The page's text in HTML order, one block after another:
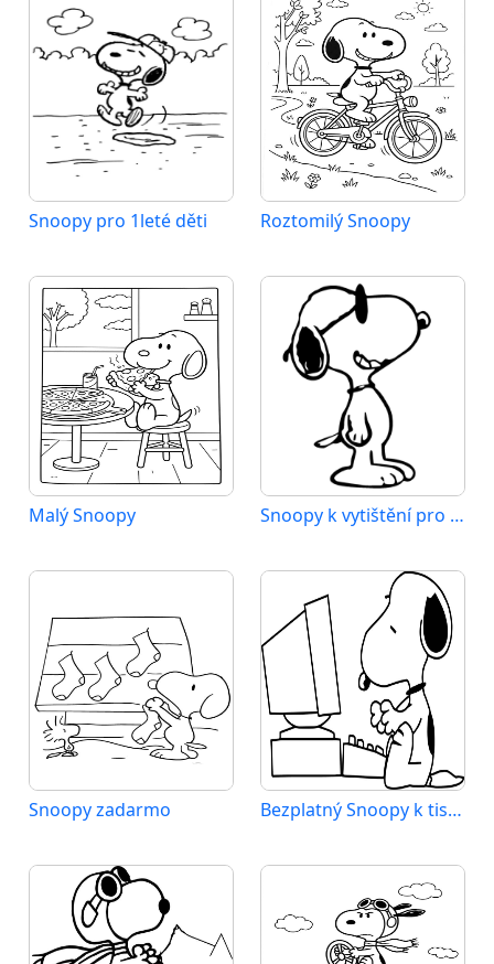
Snoopy pro 1leté děti Roztomilý Snoopy
Malý Snoopy Snoopy k vytištění pro děti
Snoopy zadarmo Bezplatný Snoopy k tisku